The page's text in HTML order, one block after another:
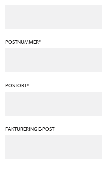
POSTNUMMER*
POSTORT*
FAKTURERING E-POST